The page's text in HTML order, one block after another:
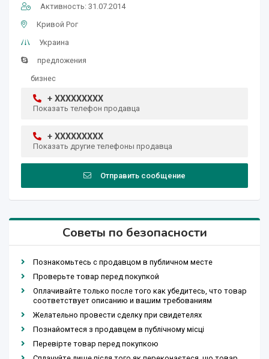
Активность: 31.07.2014
Кривой Рог
Украина
предложения
бизнес
+ XXXXXXXXX
Показать телефон продавца
+ XXXXXXXXX
Показать другие телефоны продавца
Отправить сообщение
Советы по безопасности
Познакомьтесь с продавцом в публичном месте
Проверьте товар перед покупкой
Оплачивайте только после того как убедитесь, что товар
соответствует описанию и вашим требованиям
Желательно провести сделку при свидетелях
Познайомтеся з продавцем в публічному місці
Перевірте товар перед покупкою